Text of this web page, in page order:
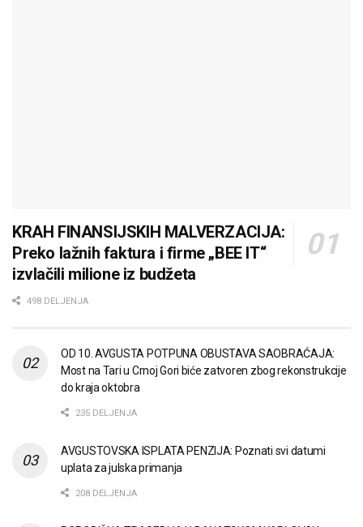
KRAH FINANSIJSKIH MALVERZACIJA:
Preko lažnih faktura i firme „BEE IT“
izvlačili milione iz budžeta
498 DELJENJA
OD 10. AVGUSTA POTPUNA OBUSTAVA SAOBRAĆAJA:
Most na Tari u Crnoj Gori biće zatvoren zbog rekonstrukcije
do kraja oktobra
235 DELJENJA
AVGUSTOVSKA ISPLATA PENZIJA: Poznati svi datumi
uplata za julska primanja
208 DELJENJA